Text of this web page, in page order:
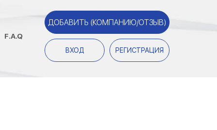
F.A.Q
ДОБАВИТЬ (КОМПАНИЮ/ОТЗЫВ)
ВХОД РЕГИСТРАЦИЯ